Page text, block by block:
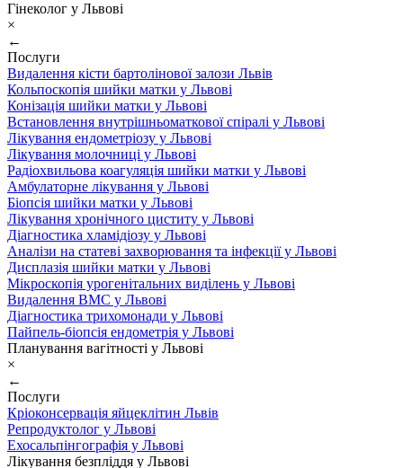
Гінеколог у Львові
×
←
Послуги
Видалення кісти бартолінової залози Львів
Кольпоскопія шийки матки у Львові
Конізація шийки матки у Львові
Встановлення внутрішньоматкової спіралі у Львові
Лікування ендометріозу у Львові
Лікування молочниці у Львові
Радіохвильова коагуляція шийки матки у Львові
Амбулаторне лікування у Львові
Біопсія шийки матки у Львові
Лікування хронічного циститу у Львові
Діагностика хламідіозу у Львові
Аналізи на статеві захворювання та інфекції у Львові
Дисплазія шийки матки у Львові
Мікроскопія урогенітальних виділень у Львові
Видалення ВМС у Львові
Діагностика трихомонади у Львові
Пайпель-біопсія ендометрія у Львові
Планування вагітності у Львові
×
←
Послуги
Кріоконсервація яйцеклітин Львів
Репродуктолог у Львові
Ехосальпінгографія у Львові
Лікування безпліддя у Львові